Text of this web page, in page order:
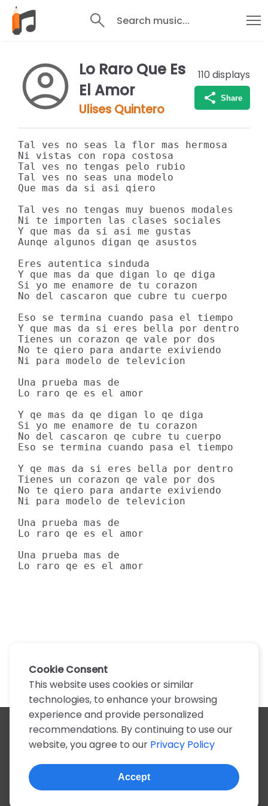
Search music...
Lo Raro Que Es
El Amor
Ulises Quintero
110 displays
Share
Tal ves no seas la flor mas hermosa
Ni vistas con ropa costosa
Tal ves no tengas pelo rubio
Tal ves no seas una modelo
Que mas da si asi qiero
Tal ves no tengas muy buenos modales
Ni te importen las clases sociales
Y que mas da si asi me gustas
Aunqe algunos digan qe asustos
Eres autentica sinduda
Y que mas da que digan lo qe diga
Si yo me enamore de tu corazon
No del cascaron que cubre tu cuerpo
Eso se termina cuando pasa el tiempo
Y que mas da si eres bella por dentro
Tienes un corazon qe vale por dos
No te qiero para andarte exiviendo
Ni para modelo de televicion
Una prueba mas de
Lo raro qe es el amor
Y qe mas da qe digan lo qe diga
Si yo me enamore de tu corazon
No del cascaron qe cubre tu cuerpo
Eso se termina cuando pasa el tiempo
Y qe mas da si eres bella por dentro
Tienes un corazon qe vale por dos
No te qiero para andarte exiviendo
Ni para modelo de televicion
Una prueba mas de
Lo raro qe es el amor
Una prueba mas de
Lo raro qe es el amor
All artists
A
B C D E F G H I J K
N
O P Q R S T U V W X
Z
0-9
Cookie Consent
This website uses cookies or similar
technologies, to enhance your browsing
experience and provide personalized
recommendations. By continuing to use our
website, you agree to our Privacy Policy
Accept